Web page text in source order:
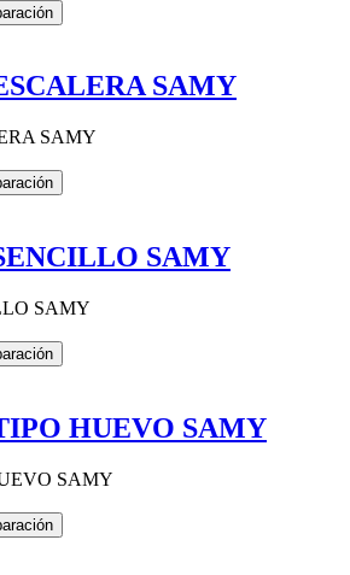
SAMY
SAMY
SAMY
SAMY
HUEVO SAMY
SAMY